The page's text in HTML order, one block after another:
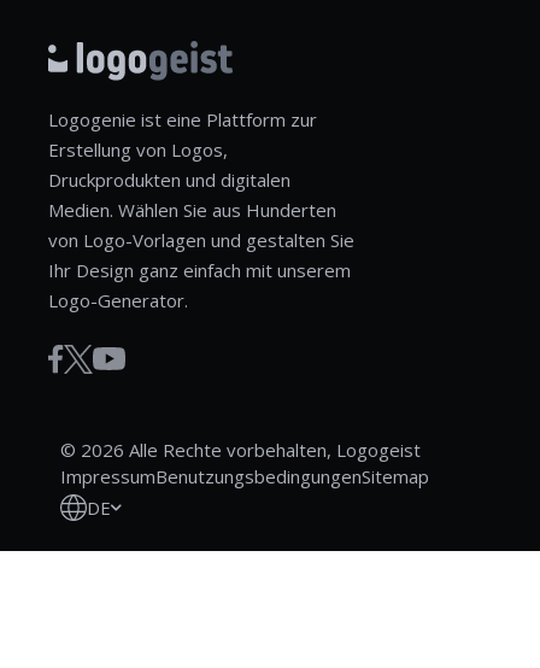
Logogenie ist eine Plattform zur
Erstellung von Logos,
Druckprodukten und digitalen
Medien. Wählen Sie aus Hunderten
von Logo-Vorlagen und gestalten Sie
Ihr Design ganz einfach mit unserem
Logo-Generator.
© 2026 Alle Rechte vorbehalten, Logogeist
ImpressumBenutzungsbedingungenSitemap
DE